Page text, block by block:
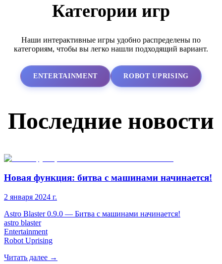
Категории игр
Наши интерактивные игры удобно распределены по
категориям, чтобы вы легко нашли подходящий вариант.
ENTERTAINMENT ROBOT UPRISING
Последние новости
Новая функция: битва с машинами начинается!
2 января 2024 г.
Astro Blaster 0.9.0 — Битва с машинами начинается!
astro blaster
Entertainment
Robot Uprising​
Читать далее →